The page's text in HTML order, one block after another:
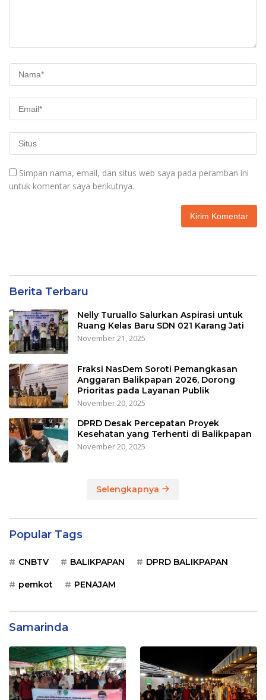
Simpan nama, email, dan situs web saya pada peramban ini
untuk komentar saya berikutnya.
Berita Terbaru
Nelly Turuallo Salurkan Aspirasi untuk
Ruang Kelas Baru SDN 021 Karang Jati
November 21, 2025
Fraksi NasDem Soroti Pemangkasan
Anggaran Balikpapan 2026, Dorong
Prioritas pada Layanan Publik
November 20, 2025
DPRD Desak Percepatan Proyek
Kesehatan yang Terhenti di Balikpapan
November 20, 2025
Selengkapnya
Popular Tags
CNBTV BALIKPAPAN DPRD BALIKPAPAN
pemkot PENAJAM
Samarinda